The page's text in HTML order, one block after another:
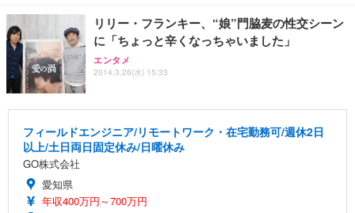
リリー・フランキー、“娘”門脇麦の性交シーン
に「ちょっと辛くなっちゃいました」
エンタメ
2014.3.26(水) 15:33
フィールドエンジニア/リモートワーク・在宅勤務可/週休2日
以上/土日両日固定休み/日曜休み
GO株式会社
愛知県
年収400万円～700万円